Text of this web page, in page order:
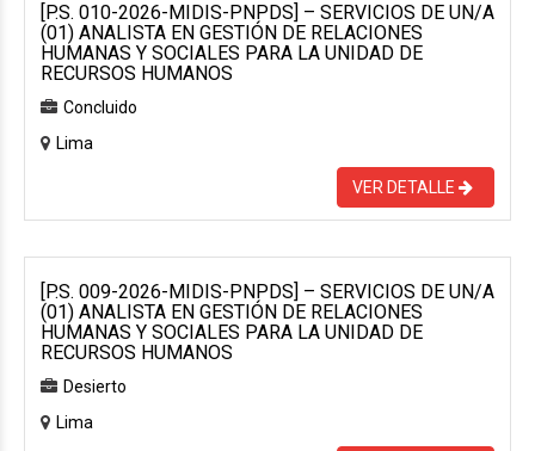
[P.S. 010-2026-MIDIS-PNPDS] – SERVICIOS DE UN/A
(01) ANALISTA EN GESTIÓN DE RELACIONES
HUMANAS Y SOCIALES PARA LA UNIDAD DE
RECURSOS HUMANOS
Concluido
Lima
VER DETALLE
[P.S. 009-2026-MIDIS-PNPDS] – SERVICIOS DE UN/A
(01) ANALISTA EN GESTIÓN DE RELACIONES
HUMANAS Y SOCIALES PARA LA UNIDAD DE
RECURSOS HUMANOS
Desierto
Lima